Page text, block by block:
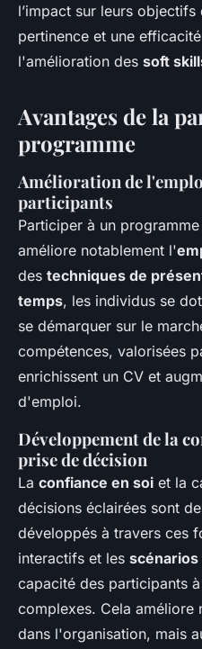
l’impact sur leurs
pertinence et une
l'amélioration des soft
Avantages de la
programme
Amélioration de
participants
Participer à un
améliore notablement l'
des techniques de
temps, les individus se
se démarquer sur le
compétences, valorisées
enrichissent un CV et
d'emploi.
Développement de la
prise de décision
La confiance en soi et la
décisions éclairées sont
développés à travers ces
interactifs et les
capacité des participants
complexes. Cela améliore
dans l'organisation, mais